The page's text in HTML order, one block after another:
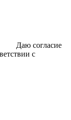
Даю согласие
с